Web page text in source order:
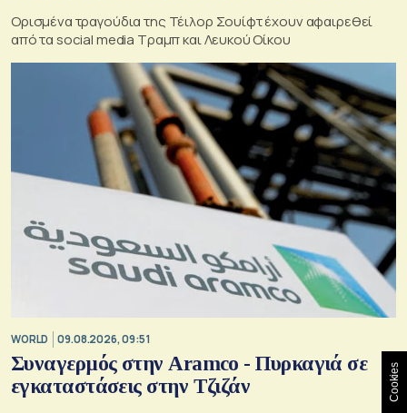
Ορισμένα τραγούδια της Τέιλορ Σουίφτ έχουν αφαιρεθεί
από τα social media Τραμπ και Λευκού Οίκου
WORLD 09.08.2026, 09:51
Συναγερμός στην Aramco - Πυρκαγιά σε
εγκαταστάσεις στην Τζιζάν
Cookies